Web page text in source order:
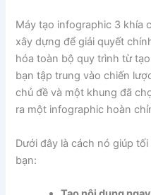
Máy tạo infographic 3 khía
xây dựng để giải quyết
hóa toàn bộ quy trình từ
bạn tập trung vào chiến
chủ đề và một khung đã
ra một infographic hoàn
Dưới đây là cách nó giúp
bạn: